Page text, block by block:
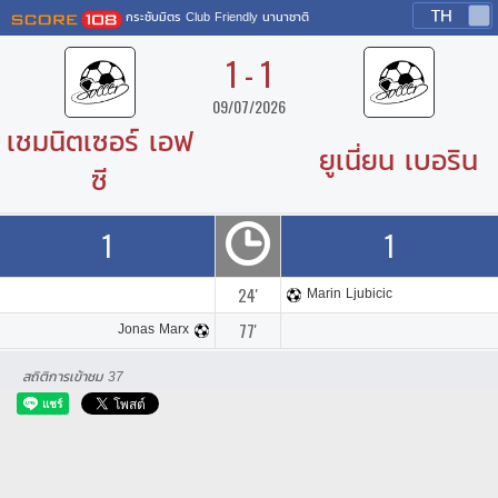
กระชับมิตร Club Friendly นานาชาติ
1 - 1
09/07/2026
เชมนิตเซอร์ เอฟ
ซี
ยูเนี่ยน เบอริน
1 1
24'
Marin Ljubicic
Jonas Marx
77'
สถิติการเข้าชม37